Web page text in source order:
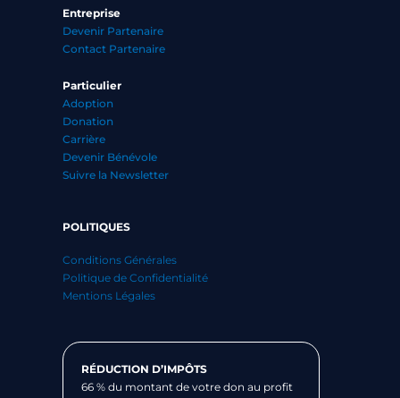
Entreprise
Devenir Partenaire
Contact Partenaire
Particulier
Adoption
Donation
Carrière
Devenir Bénévole
Suivre la Newsletter
POLITIQUES
Conditions Générales
Politique de Confidentialité
Mentions Légales
RÉDUCTION D’IMPÔTS
66 % du montant de votre don au profit